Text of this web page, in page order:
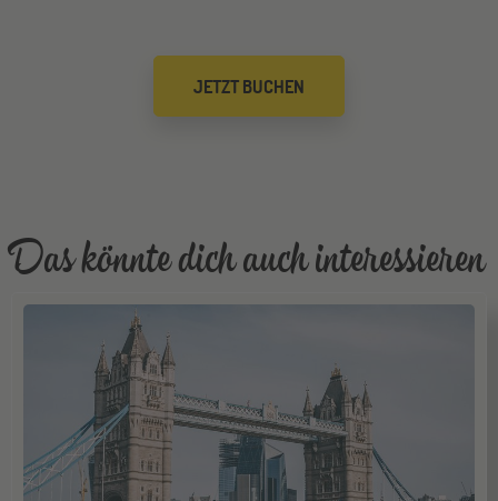
Mannheim
Jugendbildungsmesse JuBi
17 Stuttgart
Jugendbildungsmesse JuBi
07
NOV
Bochum
Jugendbildungsmesse JuBi
JETZT BUCHEN
Das könnte dich auch interessieren